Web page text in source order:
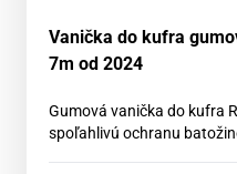
Vanička do kufra
7m od 2024
Gumová vanička do kufra
spoľahlivú ochranu